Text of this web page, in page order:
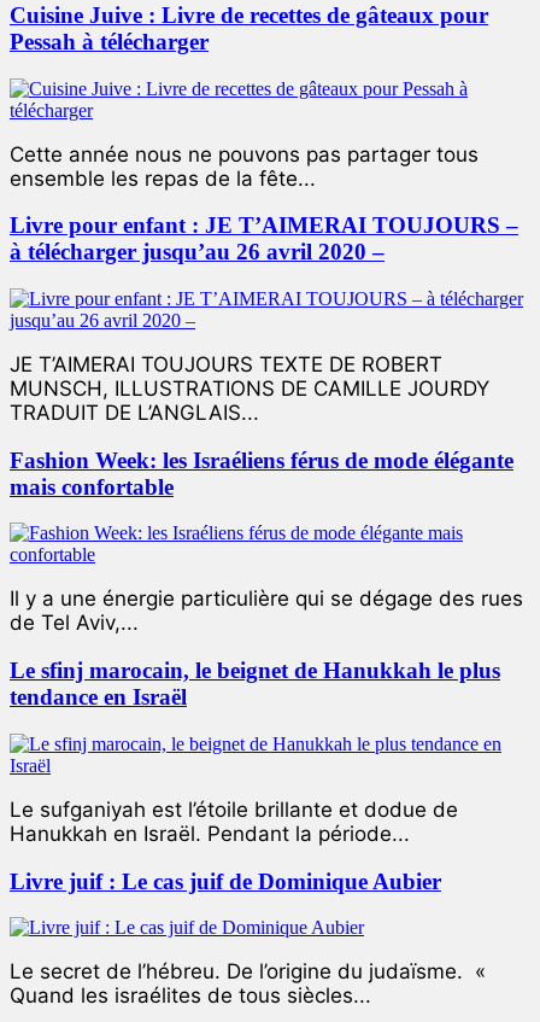
Cuisine Juive : Livre de recettes de gâteaux pour
Pessah à télécharger
Cette année nous ne pouvons pas partager tous
ensemble les repas de la fête...
Livre pour enfant : JE T’AIMERAI TOUJOURS –
à télécharger jusqu’au 26 avril 2020 –
JE T’AIMERAI TOUJOURS TEXTE DE ROBERT
MUNSCH, ILLUSTRATIONS DE CAMILLE JOURDY
TRADUIT DE L’ANGLAIS...
Fashion Week: les Israéliens férus de mode élégante
mais confortable
Il y a une énergie particulière qui se dégage des rues
de Tel Aviv,...
Le sfinj marocain, le beignet de Hanukkah le plus
tendance en Israël
Le sufganiyah est l’étoile brillante et dodue de
Hanukkah en Israël. Pendant la période...
Livre juif : Le cas juif de Dominique Aubier
Le secret de l’hébreu. De l’origine du judaïsme. «
Quand les israélites de tous siècles...